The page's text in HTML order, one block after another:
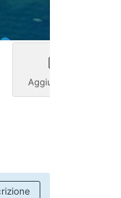
Aggiungi foto